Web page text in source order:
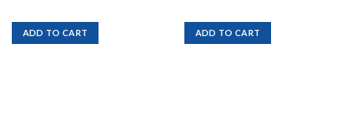
ADD TO CART ADD TO CART